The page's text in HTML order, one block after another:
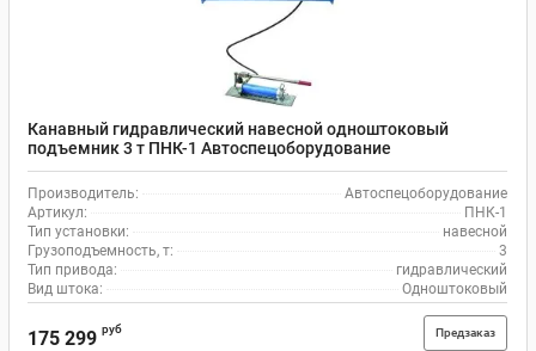
Канавный гидравлический навесной одноштоковый
подъемник 3 т ПНК-1 Автоспецоборудование
Производитель:
Автоспецоборудование
Артикул:
ПНК-1
Тип установки:
навесной
Грузоподъемность, т:
3
Тип привода:
гидравлический
Вид штока:
Одноштоковый
175 299 руб Предзаказ